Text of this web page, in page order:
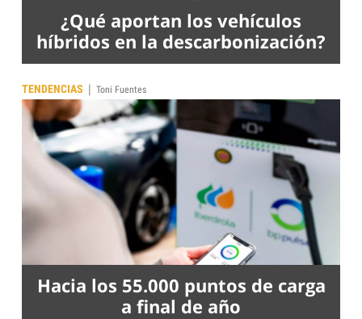
¿Qué aportan los vehículos
híbridos en la descarbonización?
TENDENCIAS | Toni Fuentes
Hacia los 55.000 puntos de carga
a final de año